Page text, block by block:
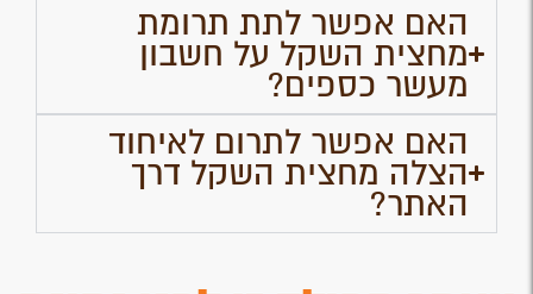
האם אפשר לתת תרומת
מחצית השקל על חשבון
מעשר כספים?
האם אפשר לתרום לאיחוד
הצלה מחצית השקל דרך
האתר?